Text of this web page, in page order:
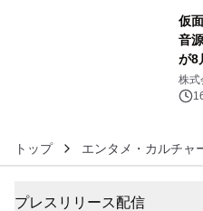
仮
音
が8
大
株
アー
トップ エンタメ・カルチャ
プレスリリース配信